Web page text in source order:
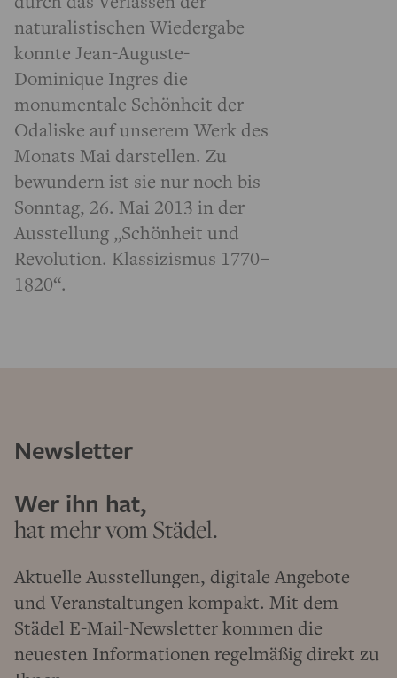
naturalistischen Wiedergabe
konnte Jean-Auguste-
Dominique Ingres die
monumentale Schönheit der
Odaliske auf unserem Werk des
Monats Mai darstellen. Zu
bewundern ist sie nur noch bis
Sonntag, 26. Mai 2013 in der
Ausstellung „Schönheit und
Revolution. Klassizismus 1770–
1820“.
Newsletter
Wer ihn hat,
hat mehr vom Städel.
Aktuelle Ausstellungen, digitale Angebote
und Veranstaltungen kompakt. Mit dem
Städel E-Mail-Newsletter kommen die
neuesten Informationen regelmäßig direkt zu